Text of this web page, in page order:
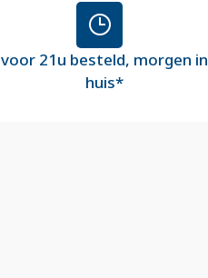
voor 21u besteld, morgen in
huis*